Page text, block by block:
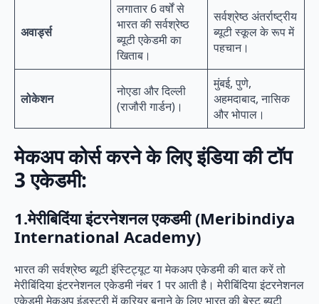
अवार्ड्स
लगातार 6 वर्षों से
भारत की सर्वश्रेष्ठ
ब्यूटी एकेडमी का
खिताब।
सर्वश्रेष्ठ अंतर्राष्ट्रीय
ब्यूटी स्कूल के रूप में
पहचान।
लोकेशन
नोएडा और दिल्ली
(राजौरी गार्डन)।
मुंबई, पुणे,
अहमदाबाद, नासिक
और भोपाल।
मेकअप कोर्स करने के लिए इंडिया की टॉप
3 एकेडमी:
1.मेरीबिदिंया इंटरनेशनल एकडमी (Meribindiya
International Academy)
भारत की सर्वश्रेष्ठ ब्यूटी इंस्टिट्यूट या मेकअप एकेडमी की बात करें तो
मेरीबिंदिया इंटरनेशनल एकेडमी नंबर 1 पर आती है। मेरीबिंदिया इंटरनेशनल
एकेडमी मेकअप इंडस्ट्री में करियर बनाने के लिए भारत की बेस्ट ब्यूटी